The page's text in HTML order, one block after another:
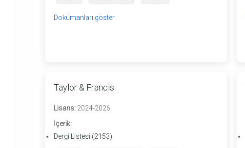
Dokümanları göster
Taylor & Francis
Lisans: 2024-2026
İçerik:
Dergi Listesi (2153)